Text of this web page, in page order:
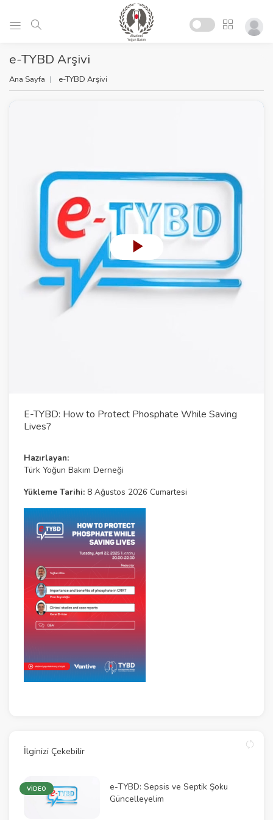
e-TYBD Arşivi
Ana Sayfa e-TYBD Arşivi
P
l
a
e
E-TYBD: How to Protect Phosphate While Saving
Lives?
Hazırlayan:
Türk Yoğun Bakım Derneği
Yükleme Tarihi: 8 Ağustos 2026 Cumartesi
İlginizi Çekebilir
VİDEO
e-TYBD: Sepsis ve Septik Şoku
Güncelleyelim